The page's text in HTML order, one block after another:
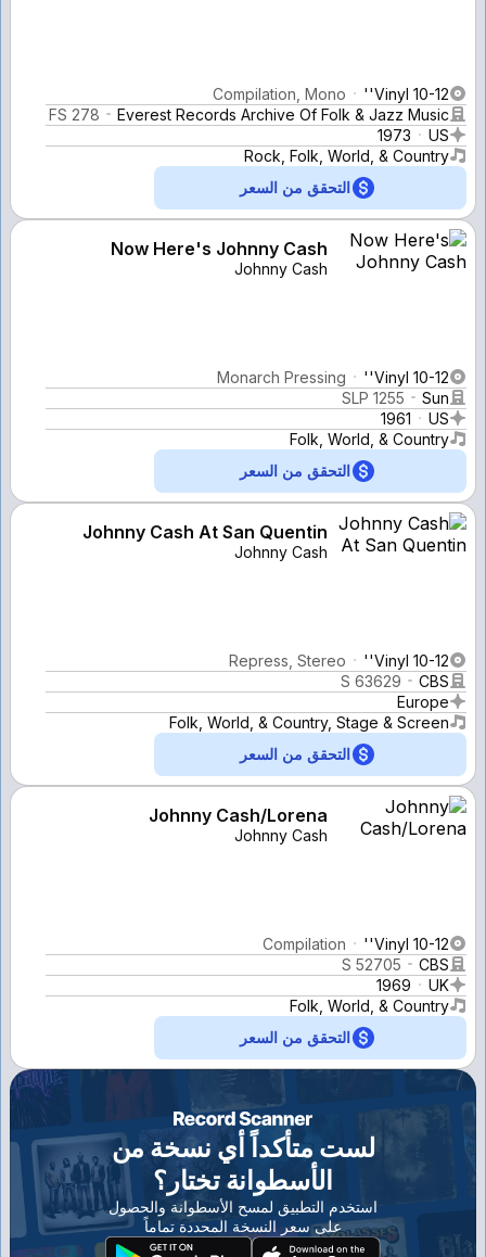
Vinyl 10-12''
Compilation, Mono
Everest Records Archive Of Folk & Jazz Music
FS 278
US
1973
Rock, Folk, World, & Country
التحقق من السعر
Now Here's Johnny Cash
Johnny Cash
Vinyl 10-12''
Monarch Pressing
Sun
SLP 1255
US
1961
Folk, World, & Country
التحقق من السعر
Johnny Cash At San Quentin
Johnny Cash
Vinyl 10-12''
Repress, Stereo
CBS
S 63629
Europe
Folk, World, & Country, Stage & Screen
التحقق من السعر
Johnny Cash/Lorena
Johnny Cash
Vinyl 10-12''
Compilation
CBS
S 52705
UK
1969
Folk, World, & Country
التحقق من السعر
لست متأكداً أي نسخة من
الأسطوانة تختار؟
استخدم التطبيق لمسح الأسطوانة والحصول
على سعر النسخة المحددة تماماً